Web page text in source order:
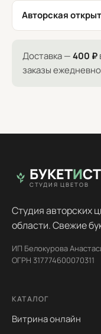
Авторская
Доставка —400 ₽
заказы
БУКЕТИСТ
СТУДИЯ ЦВЕТОВ
Студия авторских
области. Свежие
ИП Белокурова
ОГРН 317774600070311
КАТАЛОГ
Витрина онлайн